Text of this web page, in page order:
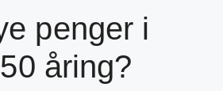
penger i
åring?